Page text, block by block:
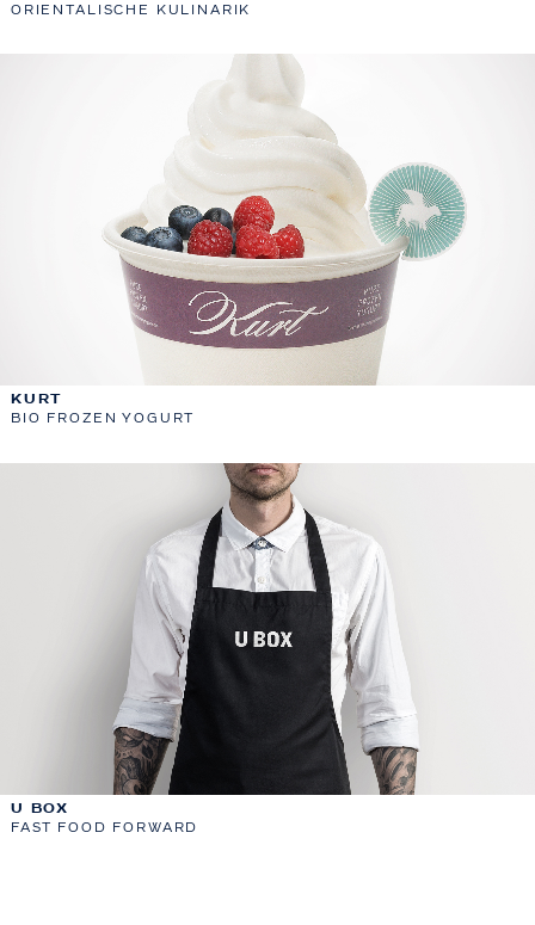
ORIENTALISCHE KULINARIK
KURT
BIO FROZEN YOGURT
U BOX
FAST FOOD FORWARD